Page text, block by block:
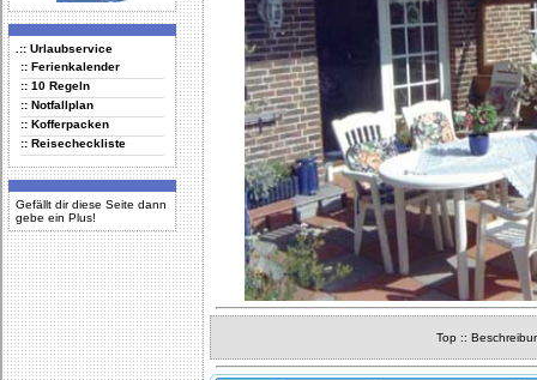
.:: Urlaubservice
:: Ferienkalender
:: 10 Regeln
:: Notfallplan
:: Kofferpacken
:: Reisecheckliste
Gefällt dir diese Seite dann
gebe ein Plus!
Top ::